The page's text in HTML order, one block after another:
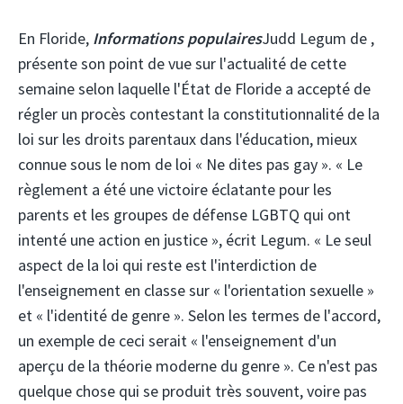
En Floride, Informations populairesJudd Legum de ,
présente son point de vue sur l'actualité de cette
semaine selon laquelle l'État de Floride a accepté de
régler un procès contestant la constitutionnalité de la
loi sur les droits parentaux dans l'éducation, mieux
connue sous le nom de loi « Ne dites pas gay ». « Le
règlement a été une victoire éclatante pour les
parents et les groupes de défense LGBTQ qui ont
intenté une action en justice », écrit Legum. « Le seul
aspect de la loi qui reste est l'interdiction de
l'enseignement en classe sur « l'orientation sexuelle »
et « l'identité de genre ». Selon les termes de l'accord,
un exemple de ceci serait « l'enseignement d'un
aperçu de la théorie moderne du genre ». Ce n'est pas
quelque chose qui se produit très souvent, voire pas